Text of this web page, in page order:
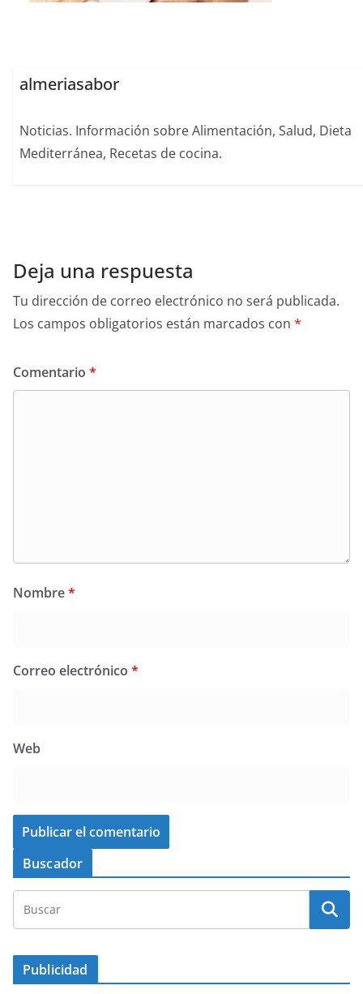
almeriasabor
Noticias. Información sobre Alimentación, Salud, Dieta
Mediterránea, Recetas de cocina.
Deja una respuesta
Tu dirección de correo electrónico no será publicada.
Los campos obligatorios están marcados con *
Comentario *
Nombre*
Correo electrónico *
Web
Buscador
Publicidad